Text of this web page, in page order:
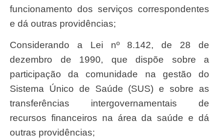
funcionamento dos serviços correspondentes
e dá outras providências;
Considerando a Lei nº 8.142, de 28 de
dezembro de 1990, que dispõe sobre a
participação da comunidade na gestão do
Sistema Único de Saúde (SUS) e sobre as
transferências intergovernamentais de
recursos financeiros na área da saúde e dá
outras providências;